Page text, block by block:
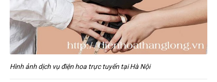
Hình ảnh dịch vụ điện hoa trực tuyến tại Hà Nội